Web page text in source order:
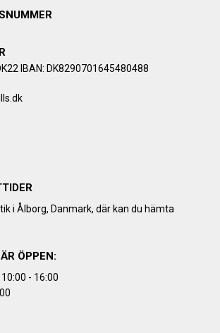
IBAN: DK8290701645480488
i Ålborg, Danmark, där kan du hämta
ÖPPEN:
- 16:00